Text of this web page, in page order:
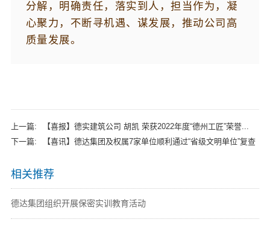
分解，明确责任，落实到人，担当作为，凝
心聚力，不断寻机遇、谋发展，推动公司高
质量发展。
上一篇:
【喜报】德实建筑公司 胡凯 荣获2022年度“德州工匠”荣誉...
下一篇:
【喜讯】德达集团及权属7家单位顺利通过“省级文明单位”复查
相关推荐
德达集团组织开展保密实训教育活动